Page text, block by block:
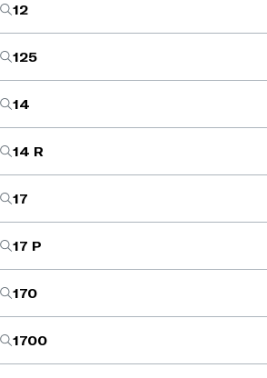
12
125
14
14 R
17
17 P
170
1700